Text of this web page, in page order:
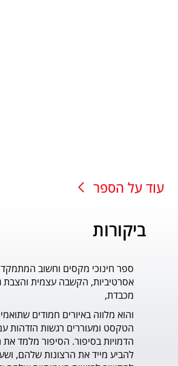
עוד על הספר
ביקורות
ספר חינוכי מקסים וחשוב
אסרטיביות, הקשבה עצמית והצבת
מכבדת,